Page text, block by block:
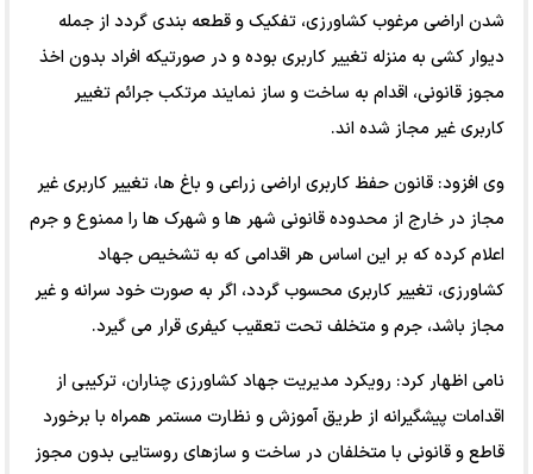
شدن اراضی مرغوب کشاورزی، تفکیک و قطعه بندی گردد از جمله
دیوار کشی به منزله تغییر کاربری بوده و در صورتیکه افراد بدون اخذ
مجوز قانونی، اقدام به ساخت و ساز نمایند مرتکب جرائم تغییر
کاربری غیر مجاز شده اند.
وی افزود: قانون حفظ کاربری اراضی زراعی و باغ ها، تغییر کاربری غیر
مجاز در خارج از محدوده قانونی شهر ها و شهرک ها را ممنوع و جرم
اعلام کرده که بر این اساس هر اقدامی که به تشخیص جهاد
کشاورزی، تغییر کاربری محسوب گردد، اگر به صورت خود سرانه و غیر
مجاز باشد، جرم و متخلف تحت تعقیب کیفری قرار می گیرد.
نامی اظهار کرد: رویکرد مدیریت جهاد کشاورزی چناران، ترکیبی از
اقدامات پیشگیرانه از طریق آموزش و نظارت مستمر همراه با برخورد
قاطع و قانونی با متخلفان در ساخت و سازهای روستایی بدون مجوز